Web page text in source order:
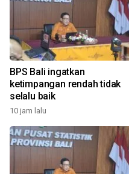
BPS Bali ingatkan
ketimpangan rendah tidak
selalu baik
10 jam lalu